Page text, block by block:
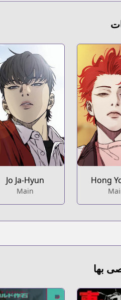
Hong
Jo Ja-Hyun
Main
بها